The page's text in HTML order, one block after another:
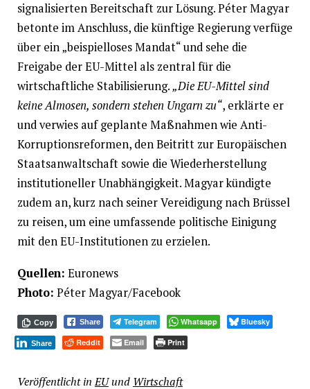
signalisierten Bereitschaft zur Lösung. Péter Magyar
betonte im Anschluss, die künftige Regierung verfüge
über ein „beispielloses Mandat“ und sehe die
Freigabe der EU-Mittel als zentral für die
wirtschaftliche Stabilisierung.„Die EU-Mittel sind
keine Almosen, sondern stehen Ungarn zu“, erklärte er
und verwies auf geplante Maßnahmen wie Anti-
Korruptionsreformen, den Beitritt zur Europäischen
Staatsanwaltschaft sowie die Wiederherstellung
institutioneller Unabhängigkeit. Magyar kündigte
zudem an, kurz nach seiner Vereidigung nach Brüssel
zu reisen, um eine umfassende politische Einigung
mit den EU-Institutionen zu erzielen.
Quellen: Euronews
Photo: Péter Magyar/Facebook
Copy Share Telegram Whatsapp Bluesky
Share Reddit Email Print
Veröffentlicht in EUund Wirtschaft